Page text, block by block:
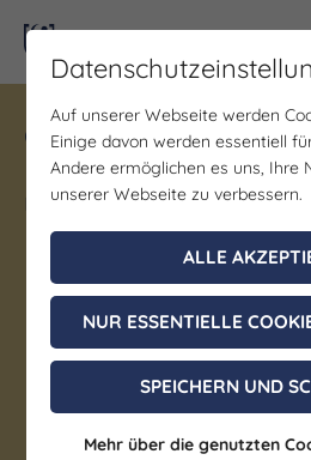
Gewinne ein Blind
Unstrut! Teilnahme
möglich.
Best Of
25. August 2026,
Auf unserer Webseite werden
Einige davon werden essentiell
Andere ermöglichen es uns, Ihre
unserer Webseite zu verbessern.
ALLE
NUR ESSENTIELLE
SPEICHERN UND
Mehr über die genutzten